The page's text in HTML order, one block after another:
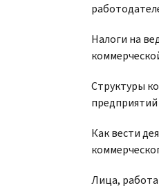
Налоги на
Структуры
предприятий
Как вести
Лица,